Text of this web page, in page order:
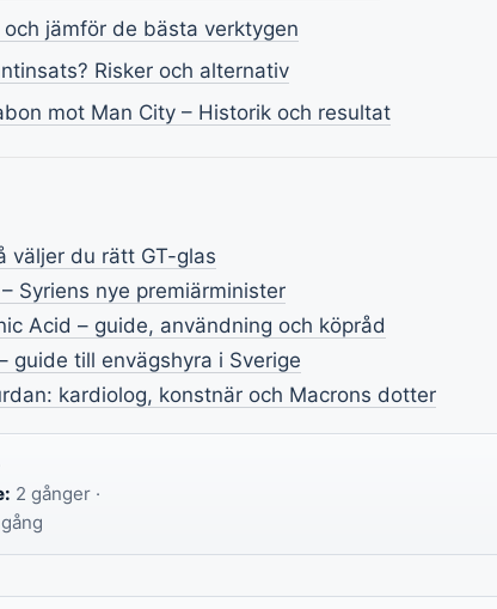
jämför de bästa verktygen
Risker och alternativ
mot Man City – Historik och resultat
väljer du rätt GT-glas
Syriens nye premiärminister
Acid – guide, användning och köpråd
guide till envägshyra i Sverige
kardiolog, konstnär och Macrons dotter
2 gånger ·